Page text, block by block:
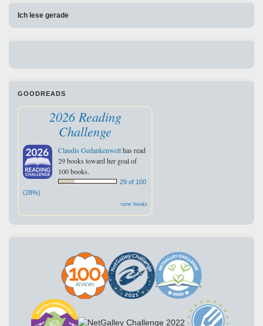
Ich lese gerade
GOODREADS
2026 Reading
Challenge
Claudis Gedankenwelthas read
29 books toward her goal of
100 books.
29 of 100
(28%)
view books